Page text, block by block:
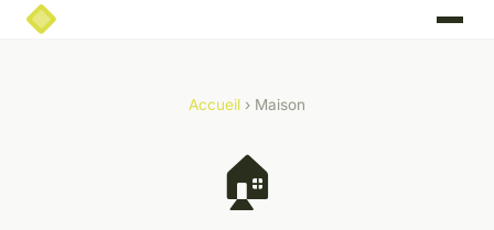
Accueil › Maison
🏠